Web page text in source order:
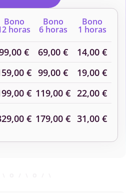
Termodinámica
Aplicada
Bono
horas
Bono
6 horas
Bono
1 horas
€ 69,00 €
14,00 €
€ 99,00 €
19,00 €
€ 119,00 € 22,00 €
€ 179,00 € 31,00 €